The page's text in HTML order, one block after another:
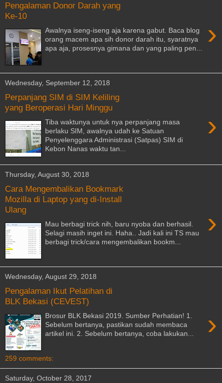
Pengalaman Donor Darah yang
Ke-10
›
Awalnya iseng-iseng aja karena gabut. Baca blog
orang macem apa sih donor darah itu, syaratnya
apa aja, prosesnya gimana dan yang paling pen...
Wednesday, September 12, 2018
Perpanjang SIM di SIM Keliling
yang Beroperasi Hari Minggu
›
Tiba waktunya untuk nya perpanjang masa
berlaku SIM, awalnya udah ke Satuan
Penyelenggara Administrasi (Satpas) SIM di
Kebon Nanas waktu tan...
Thursday, August 30, 2018
Cara Mengembalikan Bookmark
Mozilla di Laptop yang di-Install
Ulang
›
Mau berbagi trick nih, baru nyoba dan berhasil.
Selagi masih inget ini. Haha.. Jadi kali ini TS mau
berbagi trick/cara mengembalikan bookm...
Wednesday, August 29, 2018
Pengalaman Ikut Pelatihan di
BLK Bekasi (CEVEST)
›
Brosur BLK Bekasi 2019. Sumber Perhatian! 1.
Sebelum bertanya, pastikan sudah membaca
artikel ini. 2. Sebelum bertanya, coba lakukan...
259 comments:
Saturday, October 28, 2017